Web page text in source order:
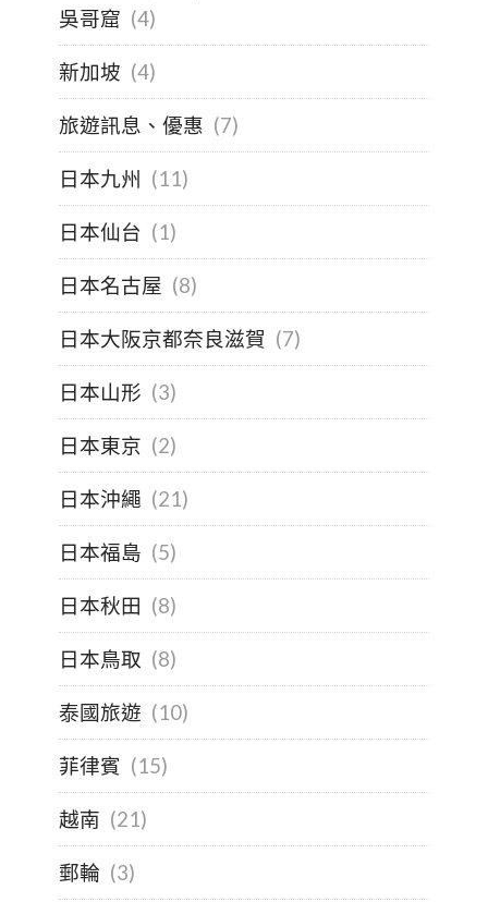
吳哥窟 (4)
新加坡 (4)
旅遊訊息、優惠 (7)
日本九州 (11)
日本仙台 (1)
日本名古屋 (8)
日本大阪京都奈良滋賀 (7)
日本山形 (3)
日本東京 (2)
日本沖繩 (21)
日本福島 (5)
日本秋田 (8)
日本鳥取 (8)
泰國旅遊 (10)
菲律賓 (15)
越南 (21)
郵輪 (3)